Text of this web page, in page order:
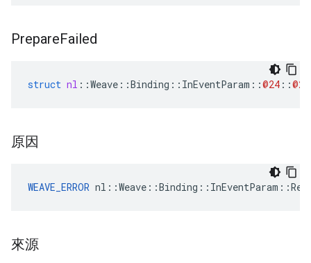
PrepareFailed
struct nl ::Weave ::Binding :: InEventParam ::@24 ::@26
原因
WEAVE_ERROR
來源